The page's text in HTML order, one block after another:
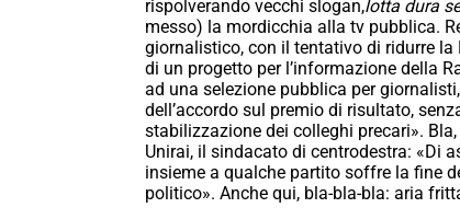
rispolverando vecchi slogan,lotta dura
messo) la mordicchia alla tv pubblica.
giornalistico, con il tentativo di ridurre la
di un progetto per l’informazione della
ad una selezione pubblica per
dell’accordo sul premio di risultato,
stabilizzazione dei colleghi precari».
Unirai, il sindacato di centrodestra: «Di
insieme a qualche partito soffre la fine
politico». Anche qui, bla-bla-bla: aria